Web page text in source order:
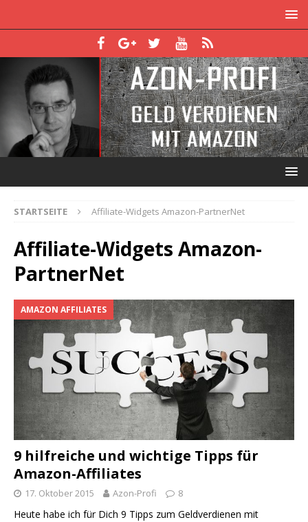
STARTSEITE Affiliate-Widgets Amazon-PartnerNet
Affiliate-Widgets Amazon-
PartnerNet
AMAZON AFFILIATES
9 hilfreiche und wichtige Tipps für
Amazon-Affiliates
17. Oktober 2015 Azon-Profi 8
Heute habe ich für Dich 9 Tipps zum Geldverdienen mit